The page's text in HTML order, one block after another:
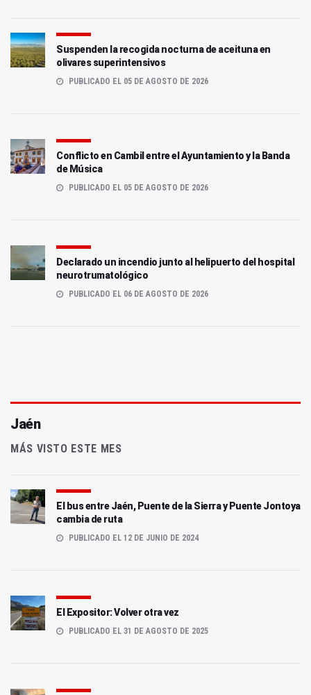
Suspenden la recogida nocturna de aceituna en
olivares superintensivos
PUBLICADO EL 05 DE AGOSTO DE 2026
Conflicto en Cambil entre el Ayuntamiento y la Banda
de Música
PUBLICADO EL 05 DE AGOSTO DE 2026
Declarado un incendio junto al helipuerto del hospital
neurotrumatológico
PUBLICADO EL 06 DE AGOSTO DE 2026
Jaén
MÁS VISTO ESTE MES
El bus entre Jaén, Puente de la Sierra y Puente Jontoya
cambia de ruta
PUBLICADO EL 12 DE JUNIO DE 2024
El Expositor: Volver otra vez
PUBLICADO EL 31 DE AGOSTO DE 2025